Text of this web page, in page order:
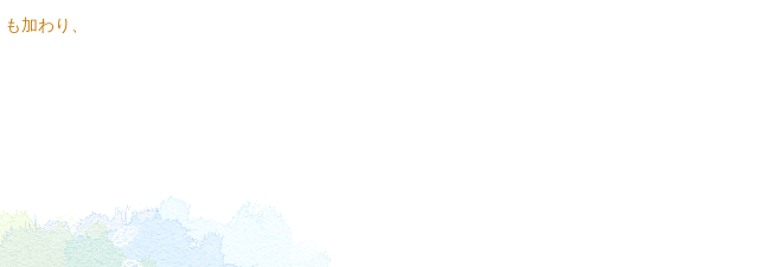
も加わり、